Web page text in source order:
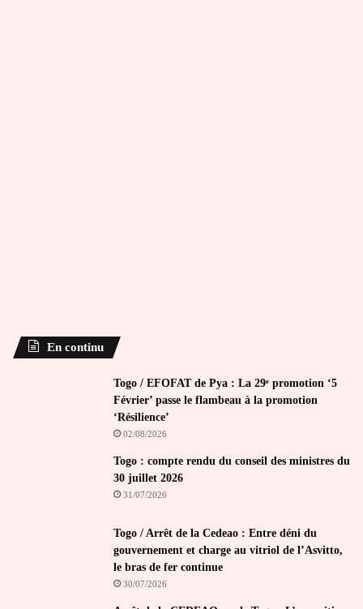
En continu
Togo / EFOFAT de Pya : La 29ᵉ promotion ‘5
Février’ passe le flambeau à la promotion
‘Résilience’
02/08/2026
Togo : compte rendu du conseil des ministres du
30 juillet 2026
31/07/2026
Togo / Arrêt de la Cedeao : Entre déni du
gouvernement et charge au vitriol de l’Asvitto,
le bras de fer continue
30/07/2026